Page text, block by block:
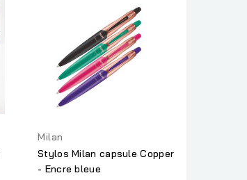
Milan
Stylos Milan capsule Copper
- Encre bleue